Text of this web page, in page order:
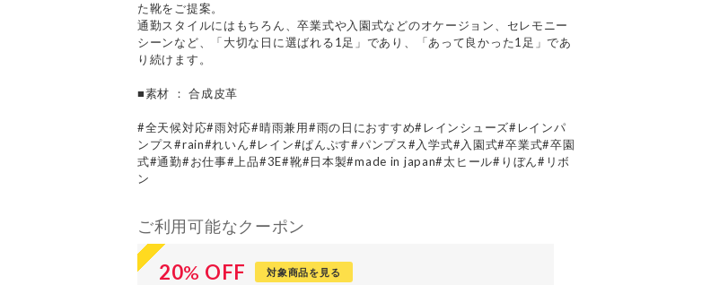
た靴をご提案。
通勤スタイルにはもちろん、卒業式や入園式などのオケージョン、セレモニー
シーンなど、「大切な日に選ばれる1足」であり、「あって良かった1足」であ
り続けます。
■素材 ： 合成皮革
#全天候対応#雨対応#晴雨兼用#雨の日におすすめ#レインシューズ#レインパ
ンプス#rain#れいん#レイン#ぱんぷす#パンプス#入学式#入園式#卒業式#卒園
式#通勤#お仕事#上品#3E#靴#日本製#made in japan#太ヒール#りぼん#リボ
ン
ご利用可能なクーポン
20% OFF 対象商品を見る